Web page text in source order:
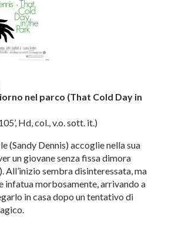
nel parco (That Cold Day in
Hd, col., v.o. sott. it.)
(Sandy Dennis) accoglie nella sua
un giovane senza fissa dimora
All’inizio sembra disinteressata, ma
infatua morbosamente, arrivando a
in casa dopo un tentativo di